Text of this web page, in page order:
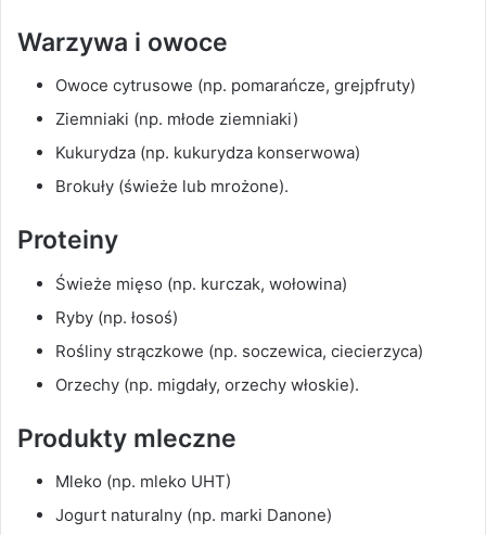
Warzywa i owoce
Owoce cytrusowe (np. pomarańcze, grejpfruty)
Ziemniaki (np. młode ziemniaki)
Kukurydza (np. kukurydza konserwowa)
Brokuły (świeże lub mrożone).
Proteiny
Świeże mięso (np. kurczak, wołowina)
Ryby (np. łosoś)
Rośliny strączkowe (np. soczewica, ciecierzyca)
Orzechy (np. migdały, orzechy włoskie).
Produkty mleczne
Mleko (np. mleko UHT)
Jogurt naturalny (np. marki Danone)